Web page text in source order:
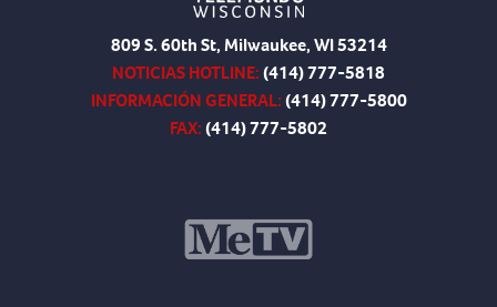
809 S. 60th St, Milwaukee, WI 53214
NOTICIAS HOTLINE:(414) 777-5818
INFORMACIÓN GENERAL:(414) 777-5800
FAX:(414) 777-5802